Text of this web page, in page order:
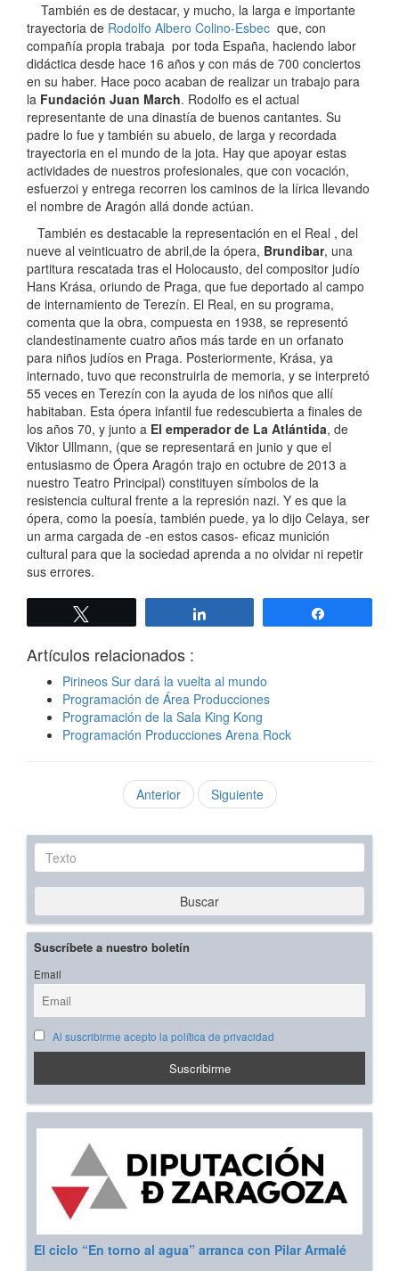
También es de destacar, y mucho, la larga e importante
trayectoria de Rodolfo Albero Colino-Esbec que, con
compañía propia trabaja por toda España, haciendo labor
didáctica desde hace 16 años y con más de 700 conciertos
en su haber. Hace poco acaban de realizar un trabajo para
la Fundación Juan March. Rodolfo es el actual
representante de una dinastía de buenos cantantes. Su
padre lo fue y también su abuelo, de larga y recordada
trayectoria en el mundo de la jota. Hay que apoyar estas
actividades de nuestros profesionales, que con vocación,
esfuerzoi y entrega recorren los caminos de la lírica llevando
el nombre de Aragón allá donde actúan.
También es destacable la representación en el Real , del
nueve al veinticuatro de abril,de la ópera, Brundibar, una
partitura rescatada tras el Holocausto, del compositor judío
Hans Krása, oriundo de Praga, que fue deportado al campo
de internamiento de Terezín. El Real, en su programa,
comenta que la obra, compuesta en 1938, se representó
clandestinamente cuatro años más tarde en un orfanato
para niños judíos en Praga. Posteriormente, Krása, ya
internado, tuvo que reconstruirla de memoria, y se interpretó
55 veces en Terezín con la ayuda de los niños que allí
habitaban. Esta ópera infantil fue redescubierta a finales de
los años 70, y junto a El emperador de La Atlántida, de
Viktor Ullmann, (que se representará en junio y que el
entusiasmo de Ópera Aragón trajo en octubre de 2013 a
nuestro Teatro Principal) constituyen símbolos de la
resistencia cultural frente a la represión nazi. Y es que la
ópera, como la poesía, también puede, ya lo dijo Celaya, ser
un arma cargada de -en estos casos- eficaz munición
cultural para que la sociedad aprenda a no olvidar ni repetir
sus errores.
Artículos relacionados :
Pirineos Sur dará la vuelta al mundo
Programación de Área Producciones
Programación de la Sala King Kong
Programación Producciones Arena Rock
Anterior Siguiente
Texto
Buscar
Suscríbete a nuestro boletín
Email
Al suscribirme acepto la política de privacidad
El ciclo “En torno al agua” arranca con Pilar Armalé